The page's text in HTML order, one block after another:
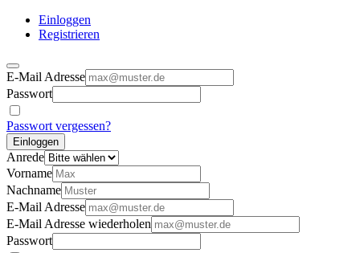
Einloggen
Registrieren
E-Mail Adresse
Passwort
Passwort vergessen?
Einloggen
Anrede
Vorname
Nachname
E-Mail Adresse
E-Mail Adresse wiederholen
Passwort